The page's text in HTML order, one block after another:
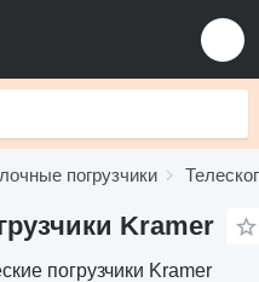
погрузчики
Kramer
погрузчики Kramer